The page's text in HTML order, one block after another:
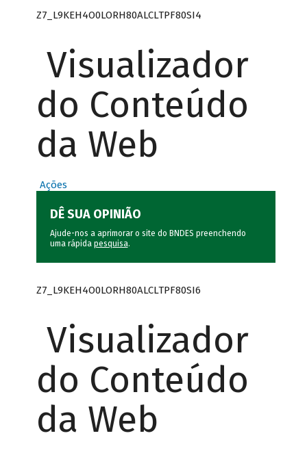
Z7_L9KEH4O0LORH80ALCLTPF80SI4
Visualizador
do Conteúdo
da Web
Ações
DÊ SUA OPINIÃO
Ajude-nos a aprimorar o site do BNDES preenchendo
uma rápida pesquisa.
Z7_L9KEH4O0LORH80ALCLTPF80SI6
Visualizador
do Conteúdo
da Web